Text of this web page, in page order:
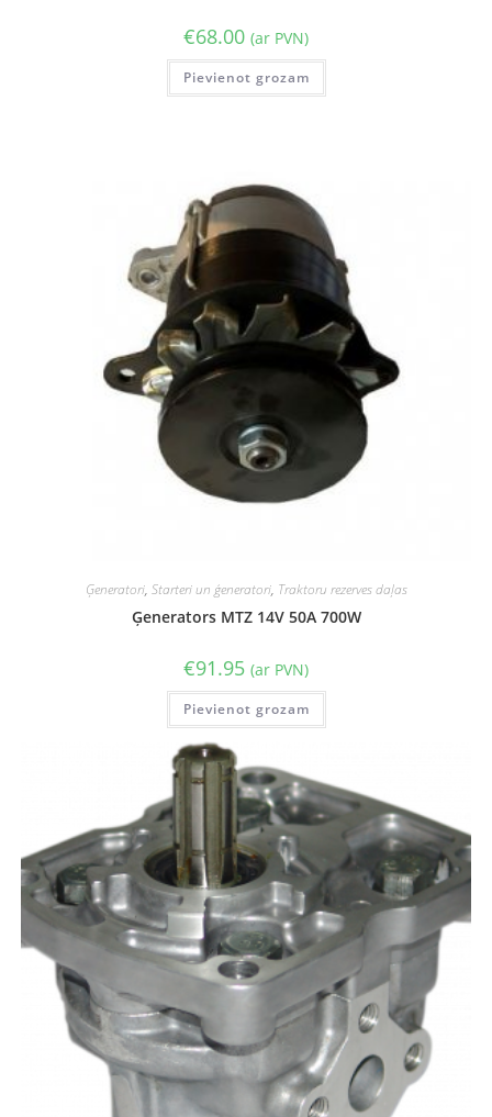
€68.00 (ar PVN)
Pievienot grozam
Ģeneratori, Starteri un ģeneratori, Traktoru rezerves daļas
Ģenerators MTZ 14V 50A 700W
€91.95 (ar PVN)
Pievienot grozam